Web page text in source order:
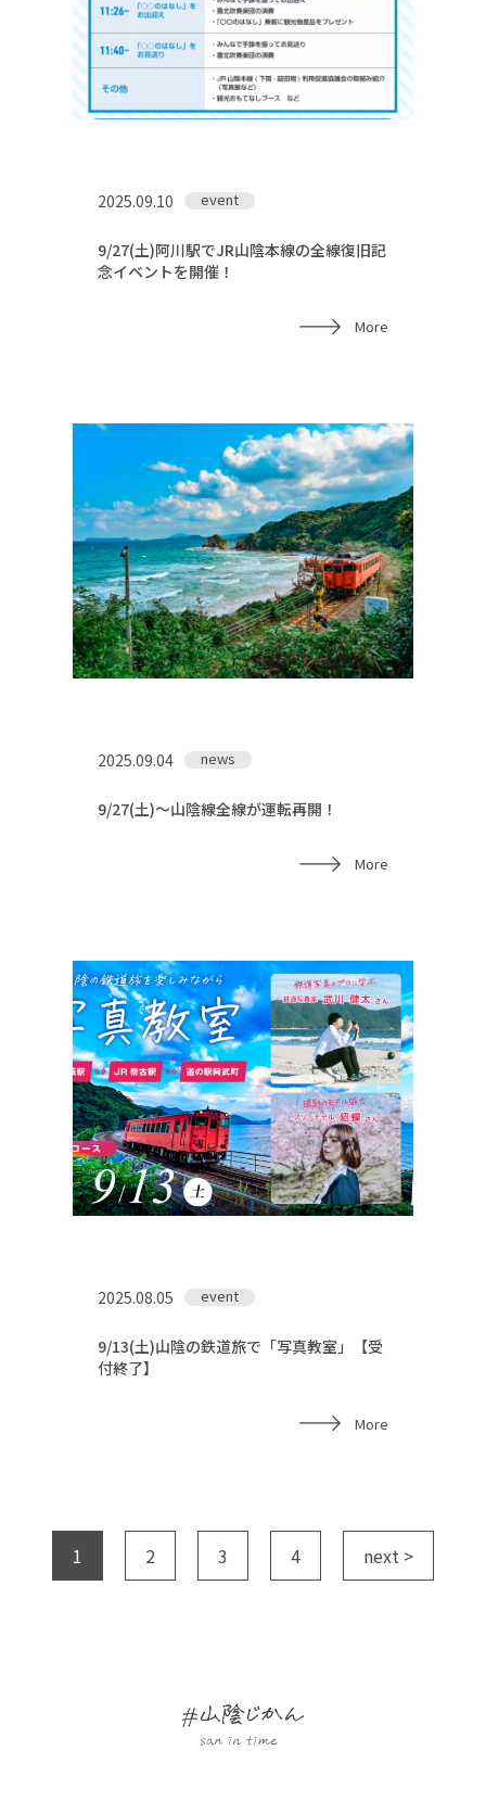
2025.09.10 event
9/27(土)阿川駅でJR山陰本線の全線復旧記
念イベントを開催！
More
2025.09.04 news
9/27(土)～山陰線全線が運転再開！
More
2025.08.05 event
9/13(土)山陰の鉄道旅で「写真教室」【受
付終了】
More
1 2 3 4 next >